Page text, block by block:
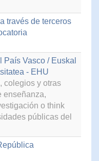
través de terceros
País Vasco / Euskal
- EHU
colegios y otras
enseñanza,
o think
públicas del